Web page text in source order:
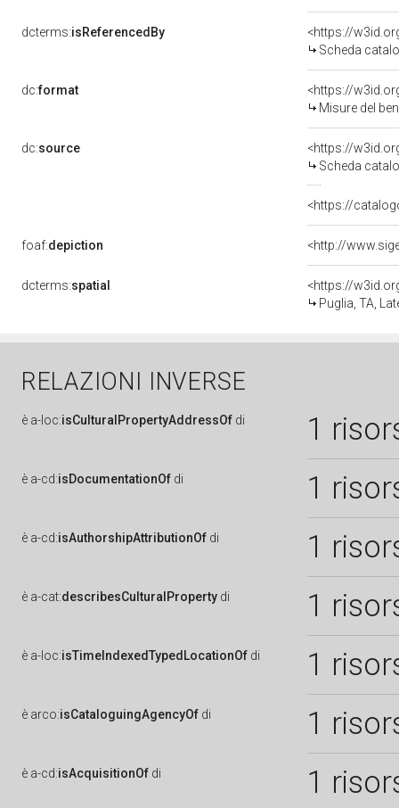
dcterms:isReferencedBy
<https://
Scheda
dc:format
<https://
Misure del
dc:source
<https://
Scheda
<https://
foaf:depiction
dcterms:spatial
<https://
Puglia, TA,
RELAZIONI INVERSE
è a-loc:isCulturalPropertyAddressOf di 1
è a-cd:isDocumentationOf di 1
è a-cd:isAuthorshipAttributionOf di 1
è a-cat:describesCulturalProperty di 1
è a-loc:isTimeIndexedTypedLocationOf di 1
è arco:isCataloguingAgencyOf di 1
è a-cd:isAcquisitionOf di 1